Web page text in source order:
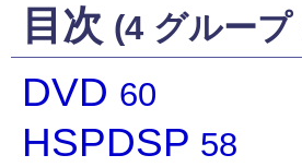
目次 (4 グルー
DVD 60
HSPDSP 58